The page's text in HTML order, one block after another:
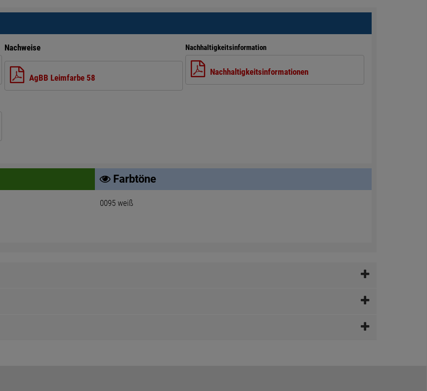
Nachweise
AgBB Leimfarbe 58
Nachhaltigkeitsinformation
Nachhaltigkeitsinformationen
Farbtöne
0095 weiß